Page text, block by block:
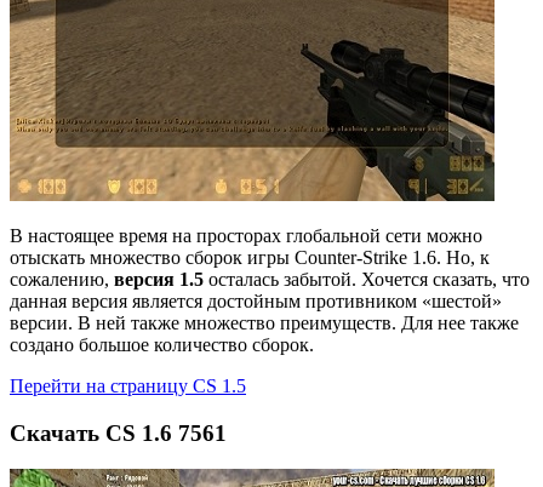
В настоящее время на просторах глобальной сети можно
отыскать множество сборок игры Counter-Strike 1.6. Но, к
сожалению, версия 1.5 осталась забытой. Хочется сказать, что
данная версия является достойным противником «шестой»
версии. В ней также множество преимуществ. Для нее также
создано большое количество сборок.
Перейти на страницу CS 1.5
Скачать CS 1.6 7561